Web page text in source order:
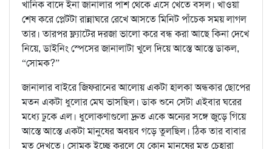
খানিক বাদে ইনা জানালার পাশ থেকে এসে খেতে বসল। খাওয়া
শেষ করে প্লেটটা রান্নাঘরে রেখে আসতে মিনিট পাঁচেক সময় লাগল
তার। তারপর ফ্ল্যাটের দরজা ভালো করে বন্ধ করা আছে কিনা দেখে
নিয়ে, ডাইনিং স্পেসের জানালাটা খুলে দিয়ে আস্তে আস্তে ডাকল,
“সোমক?”
জানালার বাইরে জিফরানের আলোয় একটা হালকা অন্ধকার ছোপের
মতন একটা ধুলোর মেঘ ভাসছিল। ডাক শুনে সেটা এইবার ঘরের
মধ্যে ঢুকে এল। ধুলোকণাগুলো দ্রুত একে অন্যের সঙ্গে জুড়ে গিয়ে
আস্তে আস্তে একটা মানুষের অবয়ব গড়ে তুলছিল। ঠিক তার বাবার
মত দেখতে। সোমক ইচ্ছে করলে যে কোন মানুষের মত চেহারা